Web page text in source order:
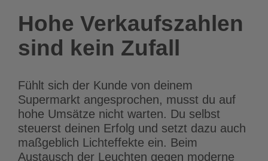
Hohe Verkaufszahlen
sind kein Zufall
Fühlt sich der Kunde von deinem
Supermarkt angesprochen, musst du auf
hohe Umsätze nicht warten. Du selbst
steuerst deinen Erfolg und setzt dazu auch
maßgeblich Lichteffekte ein. Beim
Austausch der Leuchten gegen moderne